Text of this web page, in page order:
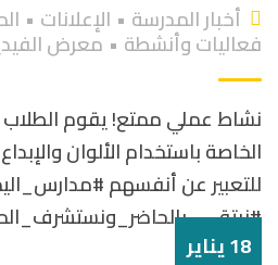
أخبار المدرسة • الإعلانات •
فعاليات وأنشطة • معرض
نشاط عملي ممتع! يقوم الطلاب
الخاصة باستخدام الألوان
للتعبير عن أنفسهم
18 يناير